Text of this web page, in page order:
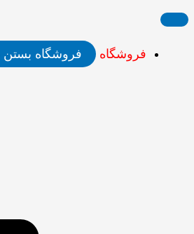
فروشگاه فروشگاه بستن